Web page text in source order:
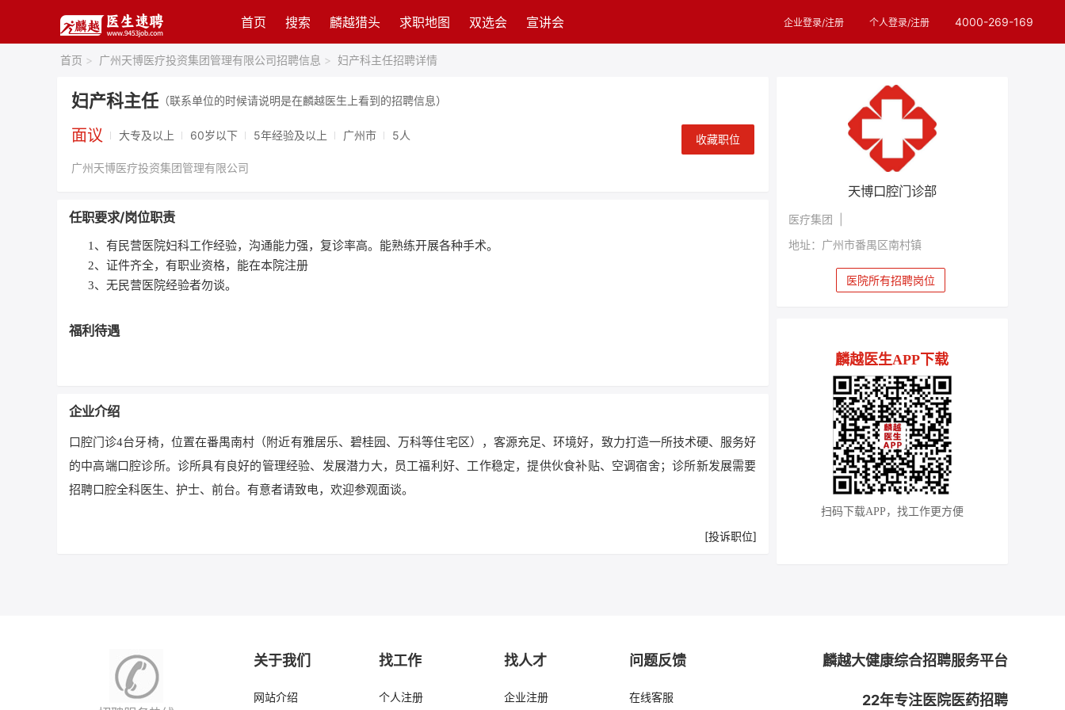
首页 搜索 麟越猎头 求职地图 双选会 宣讲会 企业登录/注册 个人登录/注册 4000-269-169
首页 > 广州天博医疗投资集团管理有限公司招聘信息 > 妇产科主任招聘详情
妇产科主任 （联系单位的时候请说明是在麟越医生上看到的招聘信息）
面议 大专及以上 60岁以下 5年经验及以上 广州市 5人
广州天博医疗投资集团管理有限公司
收藏职位
任职要求/岗位职责
1、有民营医院妇科工作经验，沟通能力强，复诊率高。能熟练开展各种手术。
2、证件齐全，有职业资格，能在本院注册
3、无民营医院经验者勿谈。
福利待遇
企业介绍
口腔门诊4台牙椅，位置在番禺南村（附近有雅居乐、碧桂园、万科等住宅区），客源充足、环境好，致力打造一所技术硬、服务好
的中高端口腔诊所。诊所具有良好的管理经验、发展潜力大，员工福利好、工作稳定，提供伙食补贴、空调宿舍；诊所新发展需要
招聘口腔全科医生、护士、前台。有意者请致电，欢迎参观面谈。
[投诉职位]
天博口腔门诊部
医疗集团 |
地址：广州市番禺区南村镇
医院所有招聘岗位
麟越医生APP下载
扫码下载APP，找工作更方便
关于我们
网站介绍
找工作
个人注册
找人才
企业注册
问题反馈
在线客服
麟越大健康综合招聘服务平台
22年专注医院医药招聘